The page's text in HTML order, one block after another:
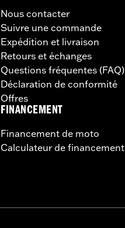
Nous contacter
Suivre une commande
Expédition et livraison
Retours et échanges
Questions fréquentes (FAQ)
Déclaration de conformité
Offres
FINANCEMENT
Financement de moto
Calculateur de financement